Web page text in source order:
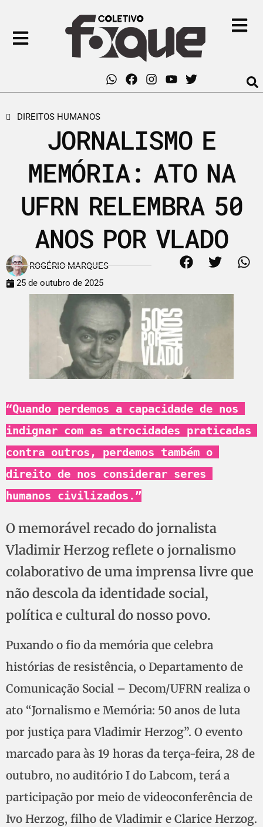
DIREITOS HUMANOS
JORNALISMO E
MEMÓRIA: ATO NA
UFRN RELEMBRA 50
ANOS POR VLADO
ROGÉRIO MARQUES
25 de outubro de 2025
“Quando perdemos a capacidade de nos
indignar com as atrocidades praticadas
contra outros, perdemos também o
direito de nos considerar seres
humanos civilizados.”
O memorável recado do jornalista
Vladimir Herzog reflete o jornalismo
colaborativo de uma imprensa livre que
não descola da identidade social,
política e cultural do nosso povo.
Puxando o fio da memória que celebra
histórias de resistência, o Departamento de
Comunicação Social – Decom/UFRN realiza o
ato “Jornalismo e Memória: 50 anos de luta
por justiça para Vladimir Herzog”. O evento
marcado para às 19 horas da terça-feira, 28 de
outubro, no auditório I do Labcom, terá a
participação por meio de videoconferência de
Ivo Herzog, filho de Vladimir e Clarice Herzog.